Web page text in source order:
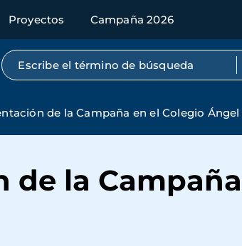
Proyectos Campaña 2026
Búsqueda por texto completo
de la Campaña en el Colegio Ángel
de la